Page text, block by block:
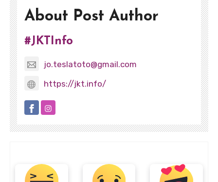
About Post Author
#JKTInfo
jo.teslatoto@gmail.com
https://jkt.info/